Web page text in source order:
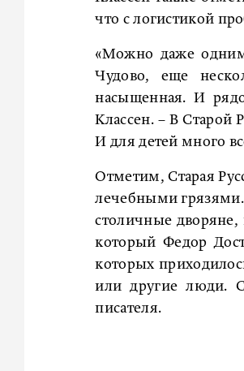
что с логистикой
«Можно даже
Чудово, еще
насыщенная. И
Классен. – В Старой
И для детей много
Отметим, Старая
лечебными грязями.
столичные дворяне,
который Федор
которых
или другие люди.
писателя.